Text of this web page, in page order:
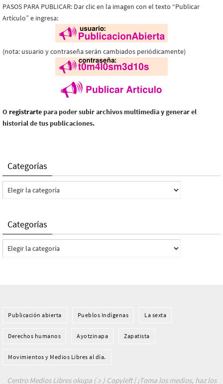
PASOS PARA PUBLICAR: Dar clic en la imagen con el texto “Publicar
Artículo” e ingresa:
(nota: usuario y contraseña serán cambiados periódicamente)
O registrarte para poder subir archivos multimedia y generar el
historial de tus publicaciones.
Categorías
Categorías
Categorías
Categorías
Publicación abierta Pueblos Indí­genas La sexta
Derechos humanos Ayotzinapa Zapatista
Movimientos y Medios Libres al día.
Centro Medios Libres okupa ( ɔ ) Copyleft | ¡Toma los medios, haz los